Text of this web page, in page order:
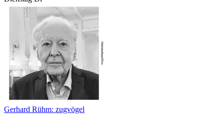
Gerhard Rühm: zugvögel